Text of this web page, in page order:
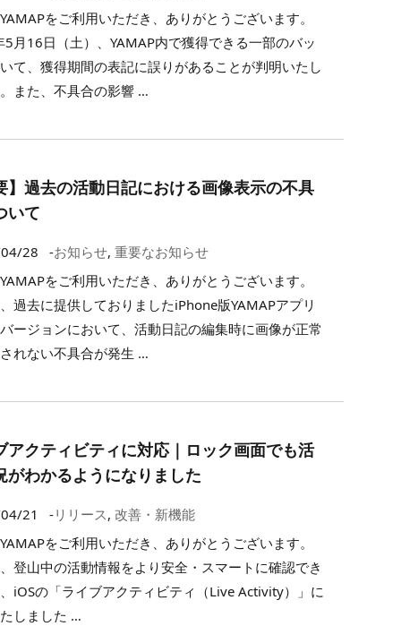
をご利用いただき、ありがとうございます。
月16日（土）、YAMAP内で獲得できる一部のバッ
て、獲得期間の表記に誤りがあることが判明いたし
また、不具合の影響 …
】過去の活動日記における画像表示の不具
いて
28 -お知らせ,重要なお知らせ
をご利用いただき、ありがとうございます。
過去に提供しておりましたiPhone版YAMAPアプリ
ージョンにおいて、活動日記の編集時に画像が正常
れない不具合が発生 …
アクティビティに対応｜ロック画面でも活
がわかるようになりました
21 -リリース,改善・新機能
をご利用いただき、ありがとうございます。
登山中の活動情報をより安全・スマートに確認でき
iOSの「ライブアクティビティ（Live Activity）」に
しました …